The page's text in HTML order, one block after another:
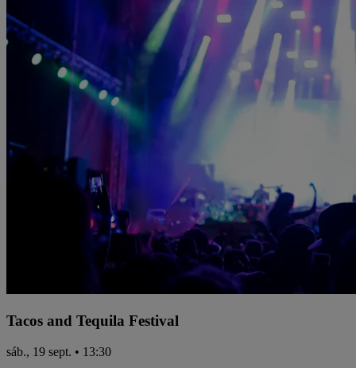
Tacos and Tequila Festival
sáb., 19 sept. • 13:30